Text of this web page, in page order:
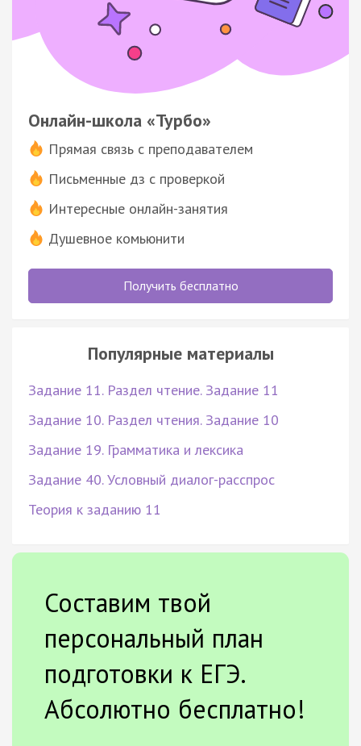
Онлайн-школа «Турбо»
Прямая связь с преподавателем
Письменные дз с проверкой
Интересные онлайн-занятия
Душевное комьюнити
Получить бесплатно
Популярные материалы
Задание 11. Раздел чтение. Задание 11
Задание 10. Раздел чтения. Задание 10
Задание 19. Грамматика и лексика
Задание 40. Условный диалог-расспрос
Теория к заданию 11
Составим твой
персональный план
подготовки к ЕГЭ.
Абсолютно бесплатно!